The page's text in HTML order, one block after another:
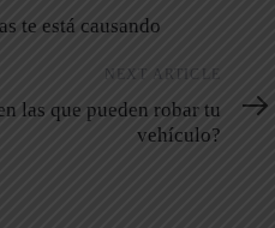
te está causando
NEXT ARTICLE
las que pueden robar tu
vehículo?